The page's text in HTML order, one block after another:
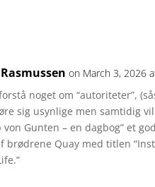
on March 3, 2026
noget om “autoriteter”,
sig usynlige men samtidig
von Gunten – en dagbog” et
brødrene Quay med titlen